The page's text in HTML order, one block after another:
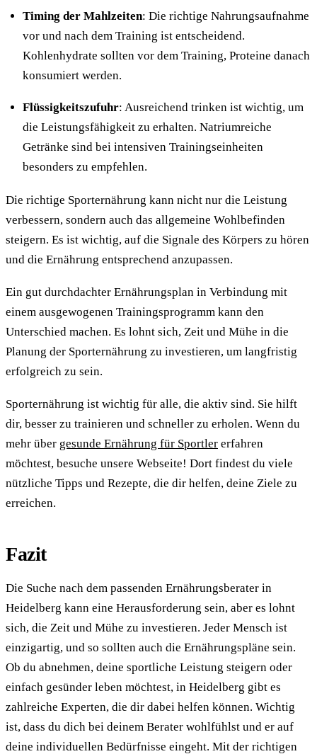
Timing der Mahlzeiten: Die richtige Nahrungsaufnahme
vor und nach dem Training ist entscheidend.
Kohlenhydrate sollten vor dem Training, Proteine danach
konsumiert werden.
Flüssigkeitszufuhr: Ausreichend trinken ist wichtig, um
die Leistungsfähigkeit zu erhalten. Natriumreiche
Getränke sind bei intensiven Trainingseinheiten
besonders zu empfehlen.
Die richtige Sporternährung kann nicht nur die Leistung
verbessern, sondern auch das allgemeine Wohlbefinden
steigern. Es ist wichtig, auf die Signale des Körpers zu hören
und die Ernährung entsprechend anzupassen.
Ein gut durchdachter Ernährungsplan in Verbindung mit
einem ausgewogenen Trainingsprogramm kann den
Unterschied machen. Es lohnt sich, Zeit und Mühe in die
Planung der Sporternährung zu investieren, um langfristig
erfolgreich zu sein.
Sporternährung ist wichtig für alle, die aktiv sind. Sie hilft
dir, besser zu trainieren und schneller zu erholen. Wenn du
mehr über gesunde Ernährung für Sportler erfahren
möchtest, besuche unsere Webseite! Dort findest du viele
nützliche Tipps und Rezepte, die dir helfen, deine Ziele zu
erreichen.
Fazit
Die Suche nach dem passenden Ernährungsberater in
Heidelberg kann eine Herausforderung sein, aber es lohnt
sich, die Zeit und Mühe zu investieren. Jeder Mensch ist
einzigartig, und so sollten auch die Ernährungspläne sein.
Ob du abnehmen, deine sportliche Leistung steigern oder
einfach gesünder leben möchtest, in Heidelberg gibt es
zahlreiche Experten, die dir dabei helfen können. Wichtig
ist, dass du dich bei deinem Berater wohlfühlst und er auf
deine individuellen Bedürfnisse eingeht. Mit der richtigen